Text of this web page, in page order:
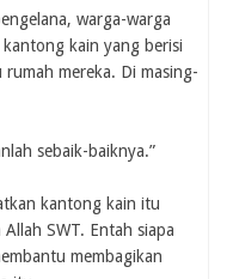
warga-warga
kain yang berisi
mereka. Di masing-
sebaik-baiknya.”
kantong kain itu
SWT. Entah siapa
membagikan